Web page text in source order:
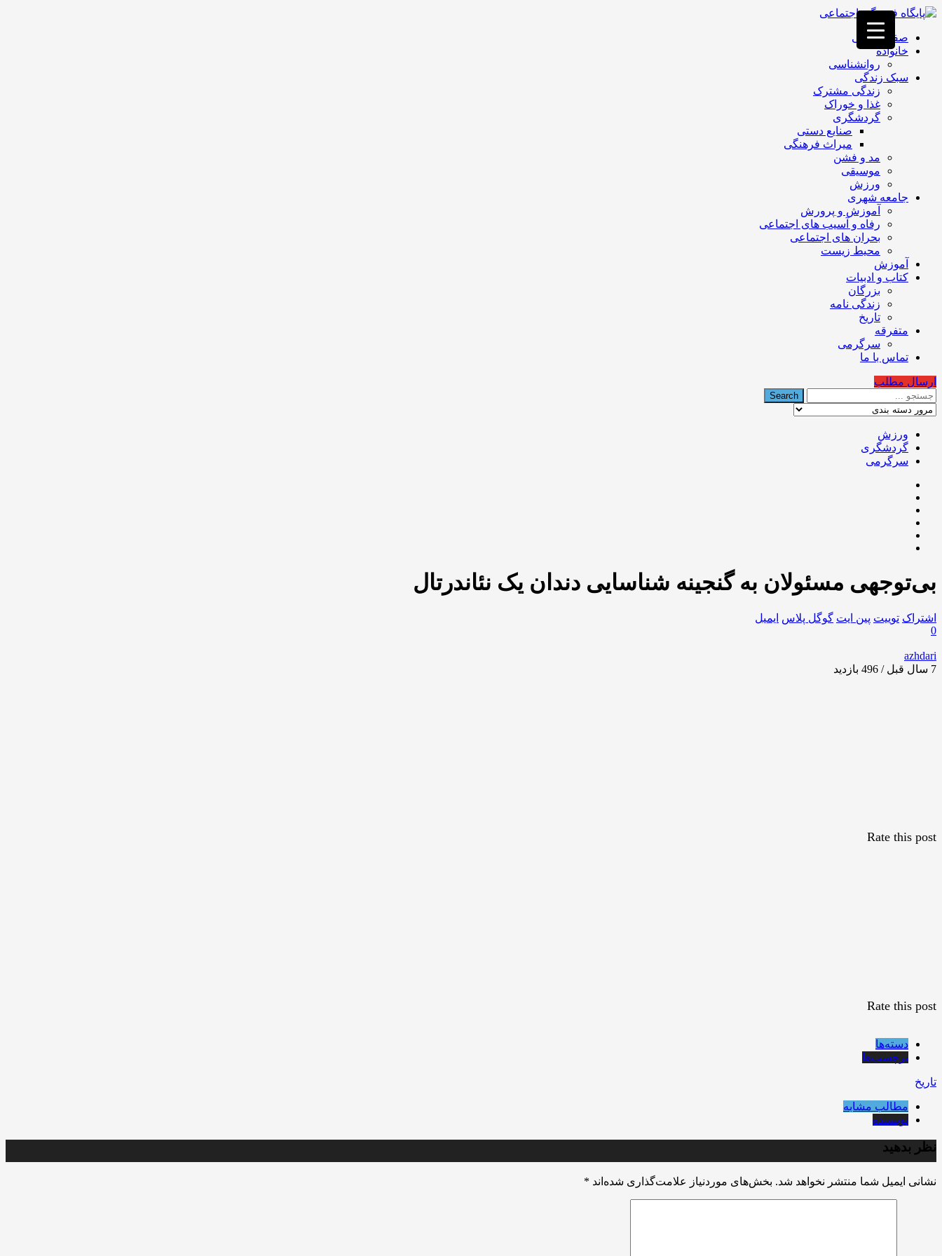
فصد
غرب
تهران
خشکشویی
تصفیه
تهران
صفحه اصلی
خانواده
روانشناسی
سبک زندگی
زندگی مشترک
غذا و خوراک
گردشگری
صنایع دستی
میراث فرهنگی
مد و فشن
موسیقی
ورزش
جامعه شهری
آموزش و پرورش
رفاه و آسیب های اجتماعی
بحران های اجتماعی
محیط زیست
آموزش
کتاب و ادبیات
بزرگان
زندگی نامه
تاریخ
متفرقه
سرگرمی
تماس با ما
ارسال مطلب
ورزش
گردشگری
سرگرمی
بی‌توجهی مسئولان به گنجینه شناسایی دندان یک نئاندرتال
اشتراک توییت پین ایت گوگل‌ پلاس ایمیل
0
azhdari
7 سال قبل / 496
بازدید
Rate this post
Rate this post
دسته‌ها
برچسب‌ها
تاریخ
مطالب مشابه
نویسنده
نظر بدهید
نشانی ایمیل شما منتشر نخواهد شد. بخش‌های موردنیاز علامت‌گذاری شده‌اند *